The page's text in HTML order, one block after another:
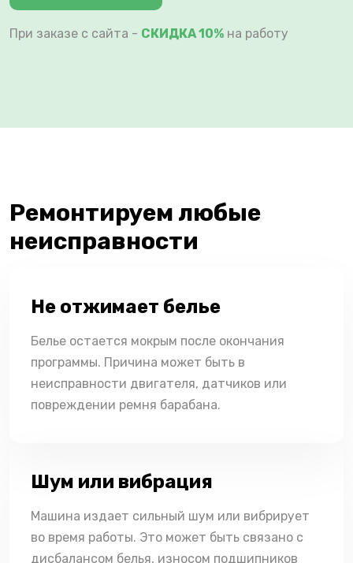
При заказе с сайта - СКИДКА 10% на работу
Ремонтируем любые
неисправности
Не отжимает белье
Белье остается мокрым после окончания
программы. Причина может быть в
неисправности двигателя, датчиков или
повреждении ремня барабана.
Шум или вибрация
Машина издает сильный шум или вибрирует
во время работы. Это может быть связано с
дисбалансом белья, износом подшипников